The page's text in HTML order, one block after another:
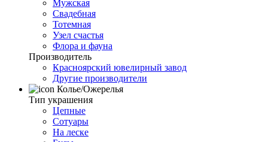
Мужская
Свадебная
Тотемная
Узел счастья
Флора и фауна
Производитель
Красноярский ювелирный завод
Другие производители
Колье/Ожерелья
Тип украшения
Цепные
Сотуары
На леске